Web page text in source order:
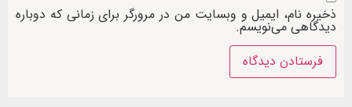
ذخیره نام، ایمیل و وبسایت من در مرورگر برای زمانی که دوباره
دیدگاهی می‌نویسم.